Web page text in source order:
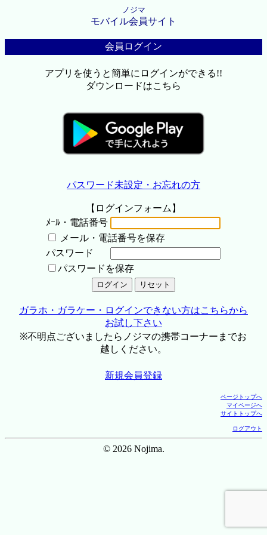
ノジマ
モバイル会員サイト
会員ログイン
アプリを使うと簡単にログインができる!!
ダウンロードはこちら
パスワード未設定・お忘れの方
【ログインフォーム】
ﾒｰﾙ・電話番号
メール・電話番号を保存
パスワード
パスワードを保存
ガラホ・ガラケー・ログインできない方はこちらから
お試し下さい
※不明点ございましたらノジマの携帯コーナーまでお
越しください。
新規会員登録
ページトップへ
マイページへ
サイトトップへ
ログアウト
© 2026 Nojima.